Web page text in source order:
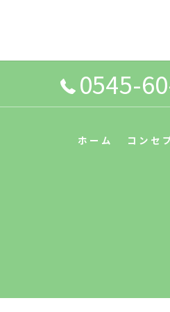
0545-
ホーム コンセ